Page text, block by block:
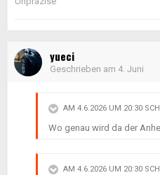
yueci
Geschrieben am 4. Juni
AM 4.6.2026 UM 20:30
Wo genau wird da der
AM 4.6.2026 UM 20:30